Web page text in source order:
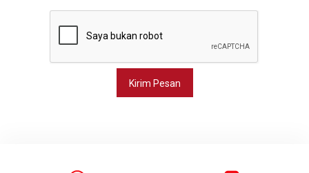
Kirim Pesan